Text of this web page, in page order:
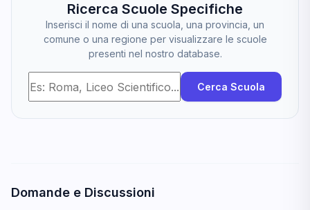
Ricerca Scuole Specifiche
Inserisci il nome di una scuola, una provincia, un
comune o una regione per visualizzare le scuole
presenti nel nostro database.
Cerca Scuola
Domande e Discussioni